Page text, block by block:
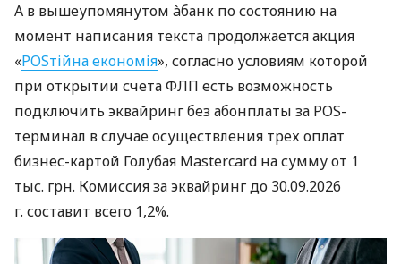
А в вышеупомянутом àбанк по состоянию на
момент написания текста продолжается акция
«POSтійна економія», согласно условиям которой
при открытии счета ФЛП есть возможность
подключить эквайринг без абонплаты за POS-
терминал в случае осуществления трех оплат
бизнес-картой Голубая Mastercard на сумму от 1
тыс. грн. Комиссия за эквайринг до 30.09.2026
г. составит всего 1,2%.